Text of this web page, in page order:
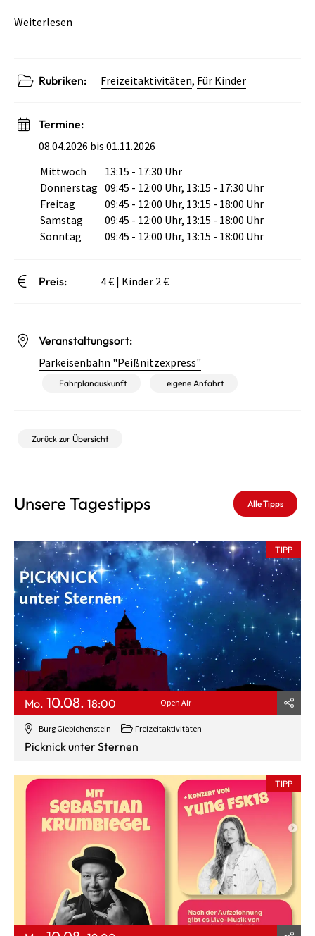
Weiterlesen
Rubriken: Freizeitaktivitäten, Für Kinder
Termine:
08.04.2026 bis 01.11.2026
Wochentag
Öffnungszeiten
Mittwoch
13:15 - 17:30 Uhr
Donnerstag 09:45 - 12:00 Uhr, 13:15 - 17:30 Uhr
Freitag
09:45 - 12:00 Uhr, 13:15 - 18:00 Uhr
Samstag
09:45 - 12:00 Uhr, 13:15 - 18:00 Uhr
Sonntag
09:45 - 12:00 Uhr, 13:15 - 18:00 Uhr
Preis: 4 € | Kinder 2 €
Veranstaltungsort:
Parkeisenbahn "Peißnitzexpress"
Fahrplanauskunft eigene Anfahrt
Zurück zur Übersicht
Unsere Tagestipps Alle Tipps
Burg Giebichenstein Freizeitaktivitäten
TIPP
Mo. 10.08. 18:00 Open Air
Picknick unter Sternen
TIPP